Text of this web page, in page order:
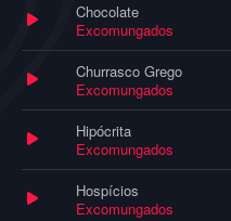
Chocolate
Excomungados
Churrasco Grego
Excomungados
Hipócrita
Excomungados
Hospícios
Excomungados